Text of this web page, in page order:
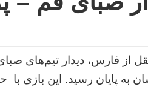
از فارس، دیدار تیم‌های
پایان رسید. این بازی با